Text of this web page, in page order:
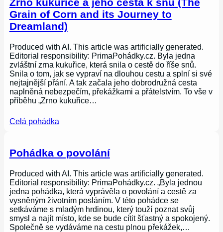
Zrno kukuřice a jeho cesta k snu (The
Grain of Corn and its Journey to
Dreamland)
Produced with AI. This article was artificially generated.
Editorial responsibility: PrimaPohádky.cz. Byla jedna
zvláštní zrna kukuřice, která snila o cestě do říše snů.
Snila o tom, jak se vypraví na dlouhou cestu a splní si své
nejtajnější přání. A tak začala jeho dobrodružná cesta
naplněná nebezpečím, překážkami a přátelstvím. To vše v
příběhu „Zrno kukuřice…
Celá pohádka
Pohádka o povolání
Produced with AI. This article was artificially generated.
Editorial responsibility: PrimaPohádky.cz. „Byla jednou
jedna pohádka, která vyprávěla o povolání a cestě za
vysněným životním posláním. V této pohádce se
setkáváme s mladým hrdinou, který touží poznat svůj
smysl a najít místo, kde se bude cítit šťastný a spokojený.
Společně se vydáváme na cestu plnou překážek,…